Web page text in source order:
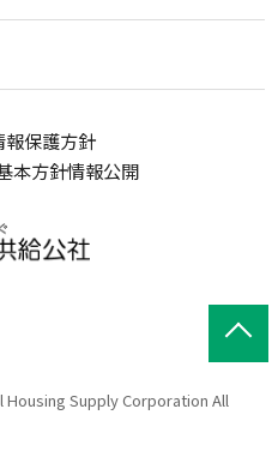
報保護方針
本方針情報公開
Supply Corporation All